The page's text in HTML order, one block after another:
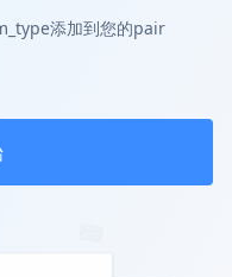
添加到您的pair